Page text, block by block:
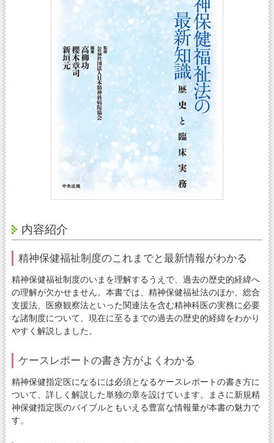
内容紹介
精神保健福祉制度のこれまでと最新情報がわかる
精神保健福祉制度のいまを理解するうえで、過去の歴史的経緯へ
の理解が欠かせません。本書では、精神保健福祉法のほか、総合
支援法、医療観察法といった関連法を含む精神科医の実務に必要
な諸制度について、現在に至るまでの過去の歴史的経緯をわかり
やすく解説しました。
ケースレポートの書き方がよくわかる
精神保健指定医になるには必須となるケースレポートの書き方に
ついて、詳しく解説した単独の章を設けています。まさに新規精
神保健指定医のバイブルともいえる豊富な情報量が本書の魅力で
す。